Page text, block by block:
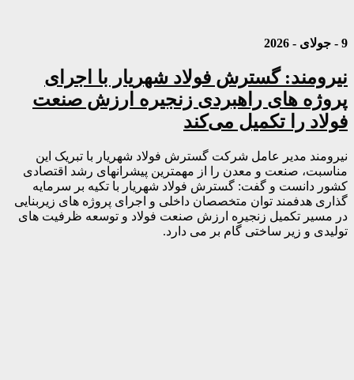
9 - جولای - 2026
نیرومند: گسترش فولاد شهریار با اجرای
پروژه های راهبردی زنجیره ارزش صنعت
فولاد را تکمیل می‌کند
نیرومند مدیر عامل شرکت گسترش فولاد شهریار با تبریک این
مناسبت، صنعت و معدن را از مهمترین پیشرانهای رشد اقتصادی
کشور دانست و گفت: گسترش فولاد شهریار با تکیه بر سرمایه
گذاری هدفمند توان متخصصان داخلی و اجرای پروژه های زیربنایی
در مسیر تکمیل زنجیره ارزش صنعت فولاد و توسعه ظرفیت های
تولیدی و زیر ساختی گام بر می دارد.